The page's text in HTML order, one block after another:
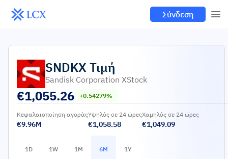
Σύνδεση
SNDKX Τιμή
Sandisk Corporation XStock
€1,055.26 +0.54279%
Κεφαλαιοποίηση αγοράς
€9.96M
Υψηλός σε 24 ώρες
€1,058.58
Χαμηλός σε 24 ώρες
€1,049.09
1D 1W 1M 6M 1Y